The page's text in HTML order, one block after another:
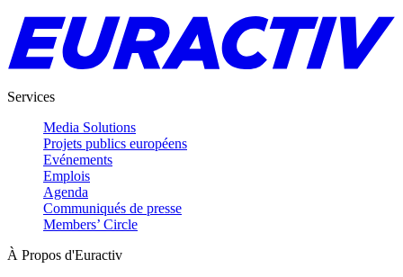
Services
Media Solutions
Projets publics européens
Evénements
Emplois
Agenda
Communiqués de presse
Members’ Circle
À Propos d'Euractiv